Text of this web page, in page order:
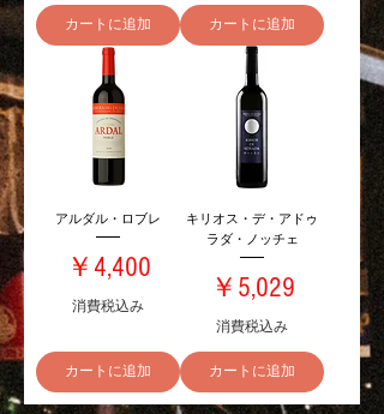
カートに追加 カートに追加
アルダル・ロブレ
価格
￥4,400
消費税込み
カートに追加
キリオス・デ・アドゥ
ラダ・ノッチェ
価格
￥5,029
消費税込み
カートに追加